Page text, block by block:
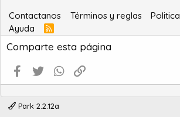
Contactanos Términos y reglas
Ayuda
R
S
S
Comparte esta página
Facebook
Twitter WhatsApp
Park 2.2.12a